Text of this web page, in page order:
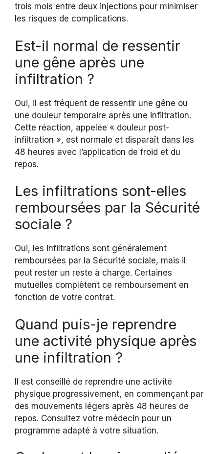
trois mois entre deux injections pour minimiser
les risques de complications.
Est-il normal de ressentir
une gêne après une
infiltration ?
Oui, il est fréquent de ressentir une gêne ou
une douleur temporaire après une infiltration.
Cette réaction, appelée « douleur post-
infiltration », est normale et disparaît dans les
48 heures avec l’application de froid et du
repos.
Les infiltrations sont-elles
remboursées par la Sécurité
sociale ?
Oui, les infiltrations sont généralement
remboursées par la Sécurité sociale, mais il
peut rester un reste à charge. Certaines
mutuelles complètent ce remboursement en
fonction de votre contrat.
Quand puis-je reprendre
une activité physique après
une infiltration ?
Il est conseillé de reprendre une activité
physique progressivement, en commençant par
des mouvements légers après 48 heures de
repos. Consultez votre médecin pour un
programme adapté à votre situation.